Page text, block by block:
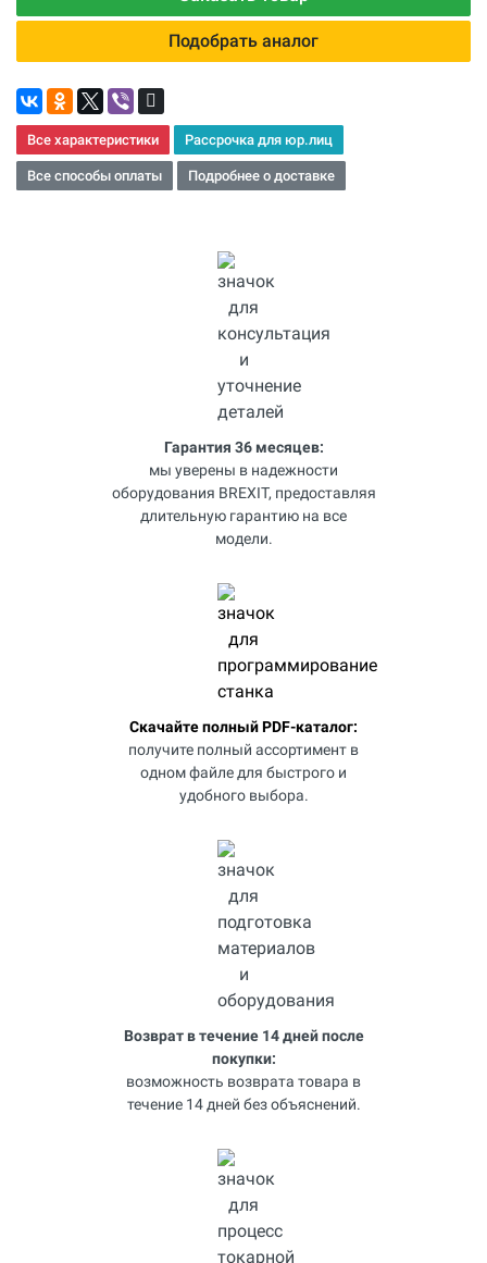
Подобрать аналог
Все характеристики Рассрочка для юр.лиц
Все способы оплаты Подробнее о доставке
Гарантия 36 месяцев:
мы уверены в надежности
оборудования BREXIT, предоставляя
длительную гарантию на все
модели.
Скачайте полный PDF-каталог:
получите полный ассортимент в
одном файле для быстрого и
удобного выбора.
Возврат в течение 14 дней после
покупки:
возможность возврата товара в
течение 14 дней без объяснений.